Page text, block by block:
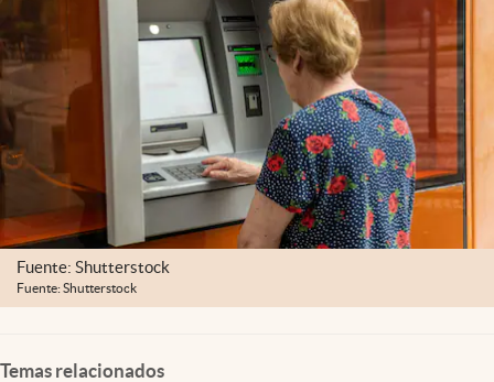
abre en nueva pestaña
Fuente: Shutterstock
Fuente: Shutterstock
Temas relacionados